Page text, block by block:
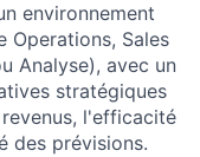
environnement
Operations, Sales
Analyse), avec un
stratégiques
l'efficacité
des prévisions.